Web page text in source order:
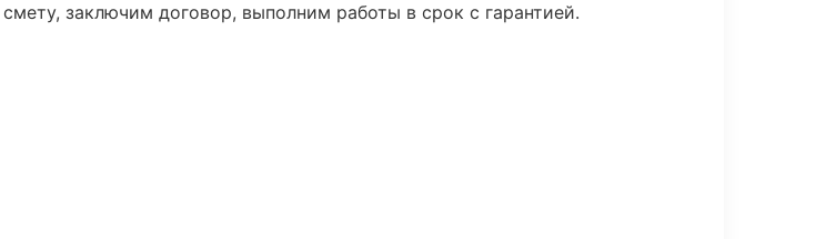
заключим договор, выполним работы в срок с гарантией.